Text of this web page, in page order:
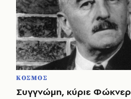
ΚΟΣΜΟΣ
Συγγνώμη, κύριε Φώκνερ